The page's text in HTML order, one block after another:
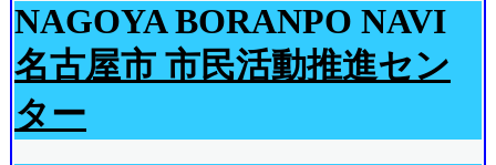
NAGOYA BORANPO NAVI
名古屋市 市民活動推進セン
ター